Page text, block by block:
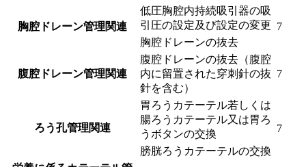
胸腔ドレーン管理関連
低圧胸腔内持続吸引器の吸
引圧の設定及び設定の変更 7
胸腔ドレーンの抜去
腹腔ドレーン管理関連
腹腔ドレーンの抜去（腹腔
内に留置された穿刺針の抜
針を含む）
7
ろう孔管理関連
胃ろうカテーテル若しくは
腸ろうカテーテル又は胃ろ
うボタンの交換
7
膀胱ろうカテーテルの交換